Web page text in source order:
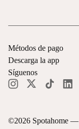
©2026 Spotahome —
Métodos de pago
Descarga la app
Síguenos